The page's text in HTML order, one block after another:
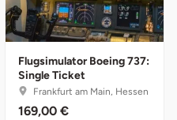
Flugsimulator Boeing 737:
Single Ticket
Frankfurt am Main, Hessen
169,00 €